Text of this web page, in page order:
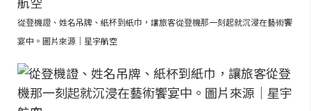
從登機證、姓名吊牌、紙杯到紙巾，讓旅客從登機那一刻起就沉浸在藝術饗
宴中。圖片來源｜星宇航空